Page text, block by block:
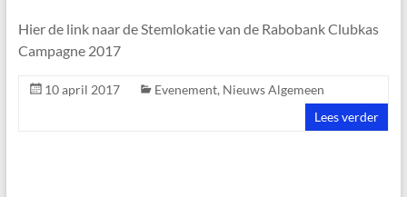
Hier de link naar de Stemlokatie van de Rabobank Clubkas
Campagne 2017
10 april 2017 Evenement, Nieuws Algemeen
Lees verder